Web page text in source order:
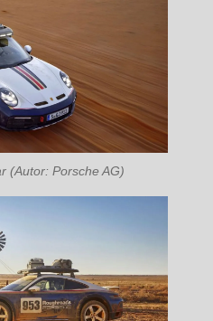
(Autor: Porsche AG)